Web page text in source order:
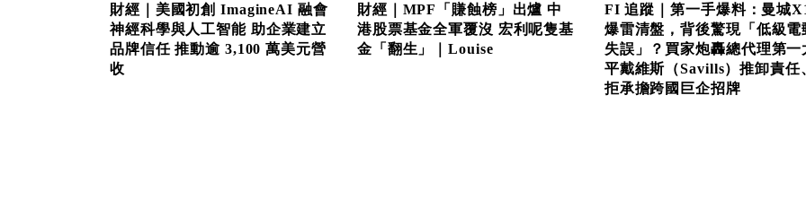
財經｜美國初創 ImagineAI 融會
神經科學與人工智能 助企業建立
品牌信任 推動逾 3,100 萬美元營
收
財經｜MPF「賺蝕榜」出爐 中
港股票基金全軍覆沒 宏利呢隻基
金「翻生」｜Louise
FI 追蹤｜第一手爆料：曼城
爆雷清盤，背後驚現「低級電
失誤」？買家炮轟總代理第一
平戴維斯（Savills）推卸責任
拒承擔跨國巨企招牌